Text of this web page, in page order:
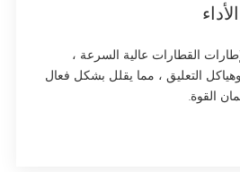
القطارات عالية السرعة ،
التعليق ، مما يقلل بشكل فعال
القوة.